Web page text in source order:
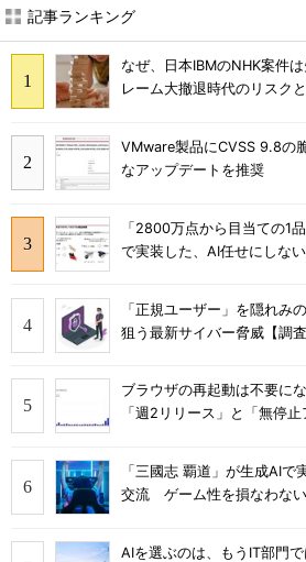
記事ランキング
なぜ、日本IBMのNHK案件
レーム大撤退時代のリスク
VMware製品にCVSS 9.8
なアップデートを推奨
「2800万点から目当ての1
で実装した、AI任せにしな
「正規ユーザー」を隠れ
狙う最新サイバー脅威【調査
ブラウザの再起動は不要に
「週2リリース」と「無停止
「三國志 覇道」が生成AI
交流 ゲーム性を損なわな
AIを選ぶのは、もうIT部門